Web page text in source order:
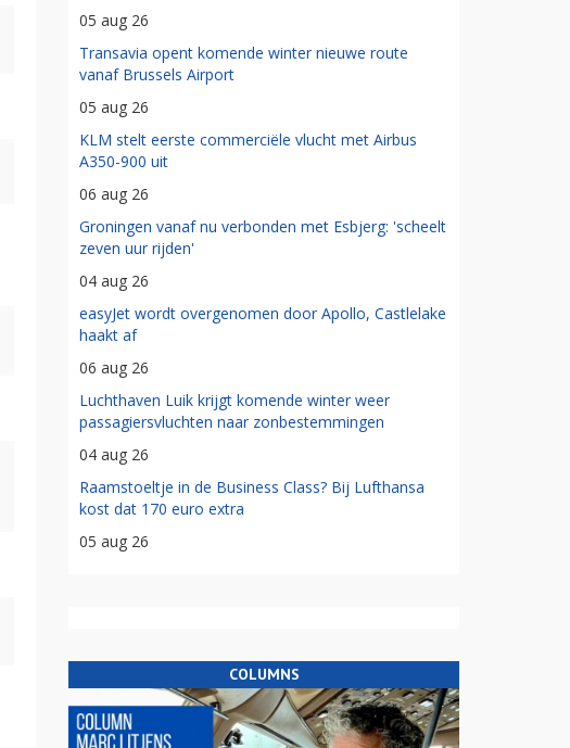
05 aug 26
Transavia opent komende winter nieuwe route
vanaf Brussels Airport
05 aug 26
KLM stelt eerste commerciële vlucht met Airbus
A350-900 uit
06 aug 26
Groningen vanaf nu verbonden met Esbjerg: 'scheelt
zeven uur rijden'
04 aug 26
easyJet wordt overgenomen door Apollo, Castlelake
haakt af
06 aug 26
Luchthaven Luik krijgt komende winter weer
passagiersvluchten naar zonbestemmingen
04 aug 26
Raamstoeltje in de Business Class? Bij Lufthansa
kost dat 170 euro extra
05 aug 26
COLUMNS